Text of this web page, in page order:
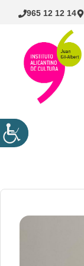
Saltar
965 12 12 14